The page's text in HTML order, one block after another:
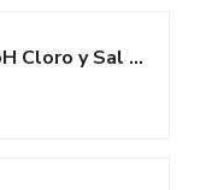
UIUZMAR Medidor pH Cloro y Sal para Piscinas Digital, Medidor de pH y Cloro...